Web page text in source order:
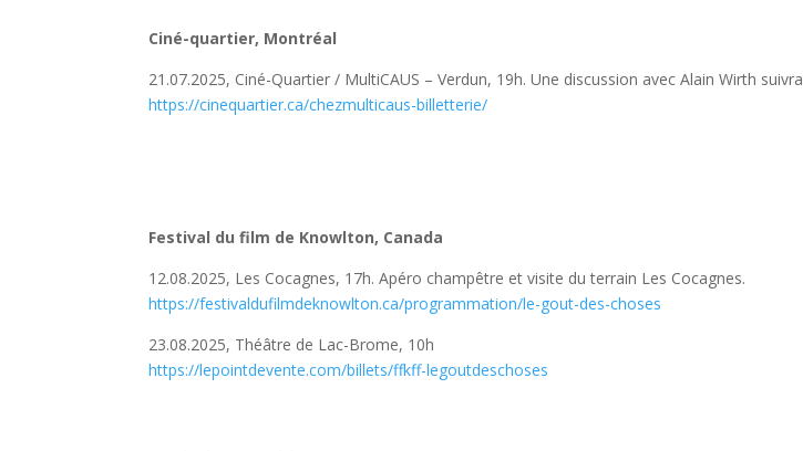
Ciné-quartier, Montréal
21.07.2025, Ciné-Quartier / MultiCAUS – Verdun, 19h. Une discussion avec Alain Wirth
https://cinequartier.ca/chezmulticaus-billetterie/
Festival du film de Knowlton, Canada
12.08.2025, Les Cocagnes, 17h. Apéro champêtre et visite du terrain Les Cocagnes.
https://festivaldufilmdeknowlton.ca/programmation/le-gout-des-choses
23.08.2025, Théâtre de Lac-Brome, 10h
https://lepointdevente.com/billets/ffkff-legoutdeschoses